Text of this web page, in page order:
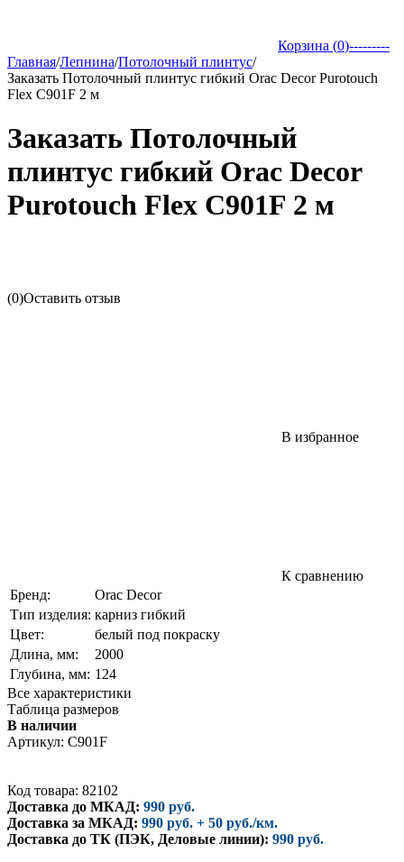
Корзина (0)---------
Главная/Лепнина/Потолочный плинтус/
Заказать Потолочный плинтус гибкий Orac Decor Purotouch
Flex C901F 2 м
Заказать Потолочный
плинтус гибкий Orac Decor
Purotouch Flex C901F 2 м
(0)Оставить отзыв
В избранное
К сравнению
Бренд:
Orac Decor
Тип изделия: карниз гибкий
Цвет:
белый под покраску
Длина, мм:
2000
Глубина, мм: 124
Все характеристики
Таблица размеров
В наличии
Артикул: C901F
Код товара: 82102
Доставка до МКАД: 990 руб.
Доставка за МКАД: 990 руб. + 50 руб./км.
Доставка до ТК (ПЭК, Деловые линии): 990 руб.